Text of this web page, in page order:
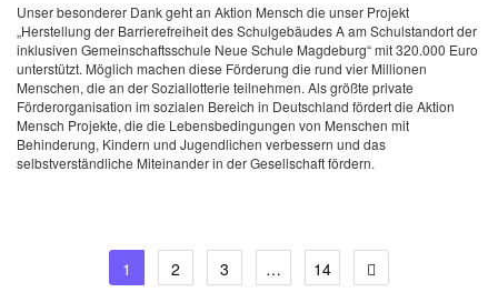
Unser besonderer Dank geht an Aktion Mensch die unser Projekt
„Herstellung der Barrierefreiheit des Schulgebäudes A am Schulstandort der
inklusiven Gemeinschaftsschule Neue Schule Magdeburg“ mit 320.000 Euro
unterstützt. Möglich machen diese Förderung die rund vier Millionen
Menschen, die an der Soziallotterie teilnehmen. Als größte private
Förderorganisation im sozialen Bereich in Deutschland fördert die Aktion
Mensch Projekte, die die Lebensbedingungen von Menschen mit
Behinderung, Kindern und Jugendlichen verbessern und das
selbstverständliche Miteinander in der Gesellschaft fördern.
Seitennummerierung
1 2 3 … 14